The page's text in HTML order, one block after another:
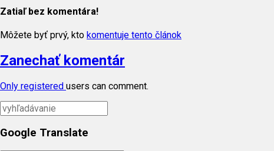
Zatiaľ bez komentára!
Môžete byť prvý, kto komentuje tento článok
Zanechať komentár
Only registered users can comment.
Google Translate